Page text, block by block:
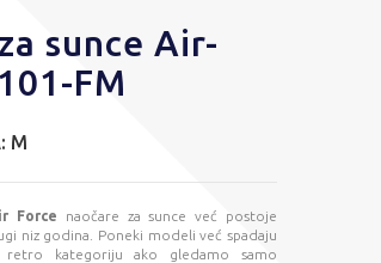
sunce Air-
FM
M
Force naočare za sunce već postoje
niz godina. Poneki modeli već spadaju
retro kategoriju ako gledamo samo